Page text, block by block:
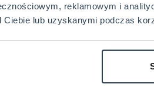
reklamowym i
Ciebie lub uzyskanymi podczas
Każda podróż
niecodzienne i
Kradzież
zabezpieczysz